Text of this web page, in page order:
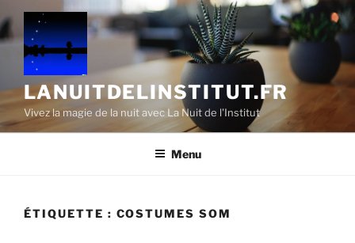
Aller
au
contenu
principal
LANUITDELINSTITUT.FR
Vivez la magie de la nuit avec La Nuit de l'Institut
Menu
ÉTIQUETTE : COSTUMES SOM